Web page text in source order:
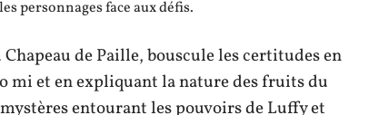
personnages face aux défis.
de Paille, bouscule les certitudes en
mi et en expliquant la nature des fruits du
entourant les pouvoirs de Luffy et